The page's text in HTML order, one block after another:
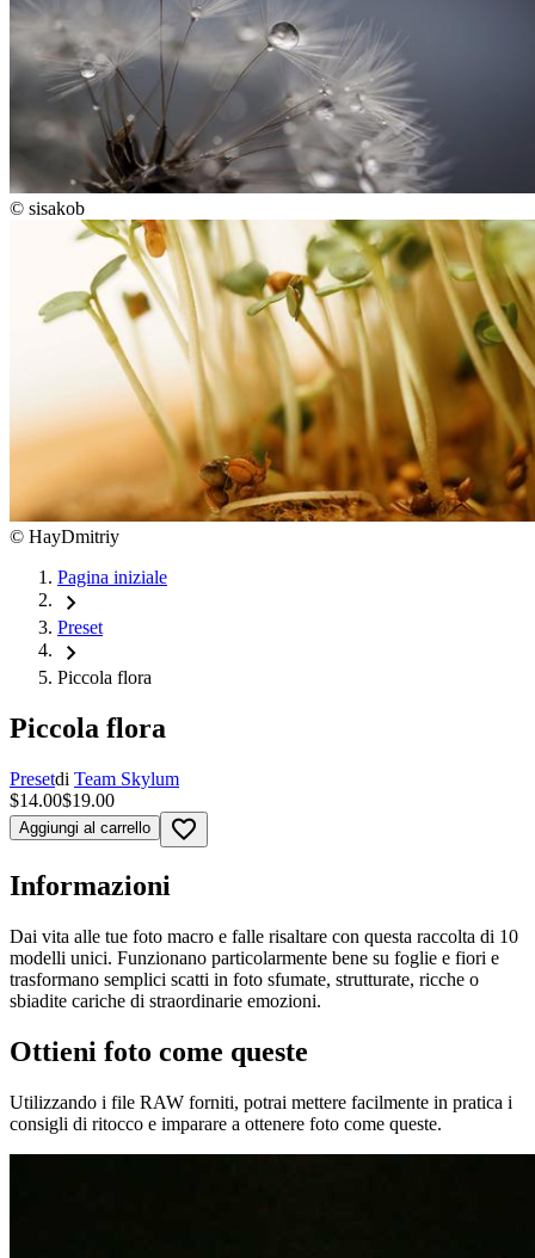
© sisakob
© HayDmitriy
Pagina iniziale
chevron_right
Preset
chevron_right
Piccola flora
Piccola flora
Presetdi Team Skylum
$14.00$19.00
Aggiungi al carrello favorite_border
Informazioni
Dai vita alle tue foto macro e falle risaltare con questa raccolta di 10
modelli unici. Funzionano particolarmente bene su foglie e fiori e
trasformano semplici scatti in foto sfumate, strutturate, ricche o
sbiadite cariche di straordinarie emozioni.
Ottieni foto come queste
Utilizzando i file RAW forniti, potrai mettere facilmente in pratica i
consigli di ritocco e imparare a ottenere foto come queste.